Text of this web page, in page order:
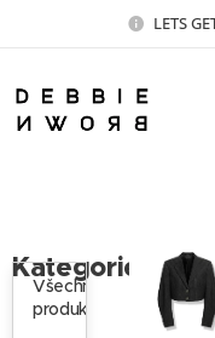
LETS
Kategorie
Všechny
produkty